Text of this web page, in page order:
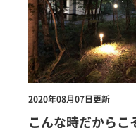
2020年08月07日更新
こんな時だからこ